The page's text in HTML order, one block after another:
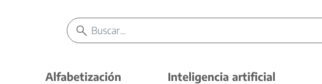
Alfabetización Inteligencia artificial